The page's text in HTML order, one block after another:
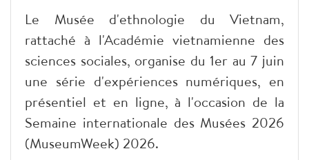
Le Musée d'ethnologie du Vietnam,
rattaché à l'Académie vietnamienne des
sciences sociales, organise du 1er au 7 juin
une série d'expériences numériques, en
présentiel et en ligne, à l'occasion de la
Semaine internationale des Musées 2026
(MuseumWeek) 2026.